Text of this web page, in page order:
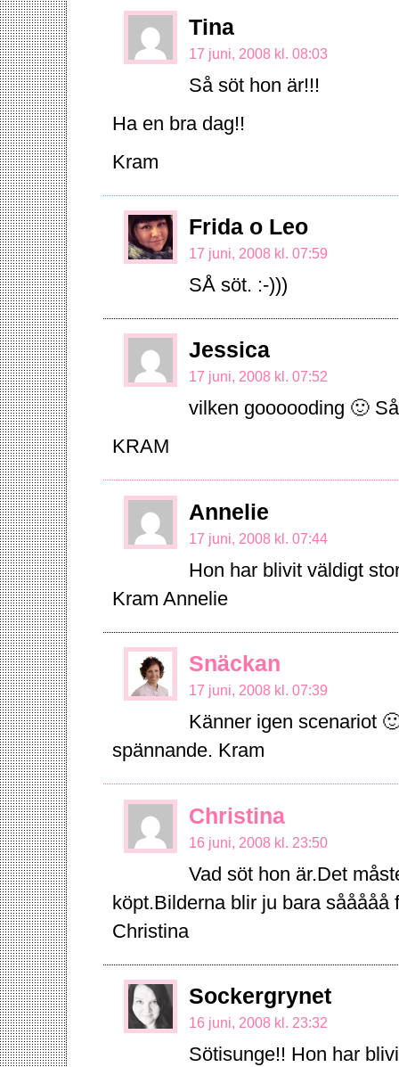
Tina
17 juni, 2008 kl. 08:03
Så söt hon är!!!
Ha en bra dag!!
Kram
Frida o Leo
17 juni, 2008 kl. 07:59
SÅ söt. :-)))
Jessica
17 juni, 2008 kl. 07:52
vilken goooooding 🙂
KRAM
Annelie
17 juni, 2008 kl. 07:44
Hon har blivit väldigt
Kram Annelie
Snäckan
17 juni, 2008 kl. 07:39
Känner igen scenariot
spännande. Kram
Christina
16 juni, 2008 kl. 23:50
Vad söt hon är.Det
köpt.Bilderna blir ju bara sååååå
Christina
Sockergrynet
16 juni, 2008 kl. 23:32
Sötisunge!! Hon har